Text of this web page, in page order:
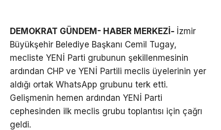
DEMOKRAT GÜNDEM- HABER MERKEZİ- İzmir
Büyükşehir Belediye Başkanı Cemil Tugay,
mecliste YENİ Parti grubunun şekillenmesinin
ardından CHP ve YENİ Partili meclis üyelerinin yer
aldığı ortak WhatsApp grubunu terk etti.
Gelişmenin hemen ardından YENİ Parti
cephesinden ilk meclis grubu toplantısı için çağrı
geldi.